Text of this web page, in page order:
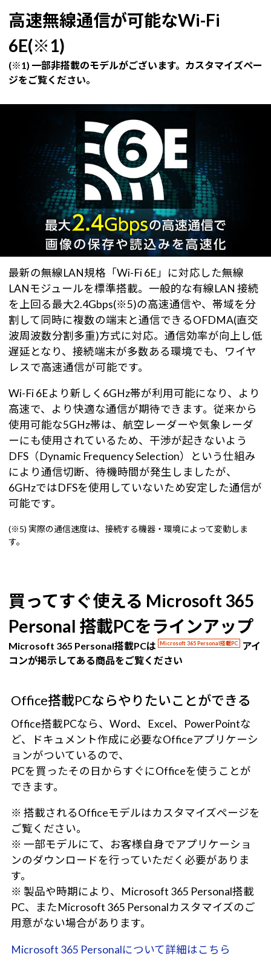
高速無線通信が可能なWi-Fi
6E(※1)
(※1) 一部非搭載のモデルがございます。カスタマイズペー
ジをご覧ください。
最新の無線LAN規格「Wi-Fi 6E」に対応した無線
LANモジュールを標準搭載。一般的な有線LAN 接続
を上回る最大2.4Gbps(※5)の高速通信や、帯域を分
割して同時に複数の端末と通信できるOFDMA(直交
波周波数分割多重)方式に対応。通信効率が向上し低
遅延となり、接続端末が多数ある環境でも、ワイヤ
レスで高速通信が可能です。
Wi-Fi 6Eより新しく6GHz帯が利用可能になり、より
高速で、より快適な通信が期待できます。従来から
使用可能な5GHz帯は、航空レーダーや気象レーダ
ーにも使用されているため、干渉が起きないよう
DFS（Dynamic Frequency Selection）という仕組み
により通信切断、待機時間が発生しましたが、
6GHzではDFSを使用していないため安定した通信が
可能です。
(※5) 実際の通信速度は、接続する機器・環境によって変動しま
す。
買ってすぐ使える Microsoft 365
Personal 搭載PCをラインアップ
Microsoft 365 Personal搭載PCは Microsoft 365 Personal搭載PC
アイ
コンが掲示してある商品をご覧ください
Office搭載PCならやりたいことができる
Office搭載PCなら、Word、Excel、PowerPointな
ど、ドキュメント作成に必要なOfficeアプリケーシ
ョンがついているので、
PCを買ったその日からすぐにOfficeを使うことが
できます。
※ 搭載されるOfficeモデルはカスタマイズページを
ご覧ください。
※ 一部モデルにて、お客様自身でアプリケーショ
ンのダウンロードを行っていただく必要がありま
す。
※ 製品や時期により、Microsoft 365 Personal搭載
PC、またMicrosoft 365 Personalカスタマイズのご
用意がない場合があります。
Microsoft 365 Personalについて詳細はこちら